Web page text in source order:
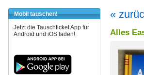
Mobil tauschen!
Jetzt die Tauschticket App für
Android und iOS laden!
«
Alles